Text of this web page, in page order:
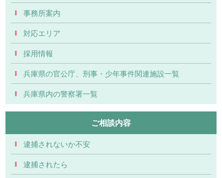
事務所案内
対応エリア
採用情報
兵庫県の官公庁、刑事・少年事件関連施設一覧
兵庫県内の警察署一覧
ご相談内容
逮捕されないか不安
逮捕されたら